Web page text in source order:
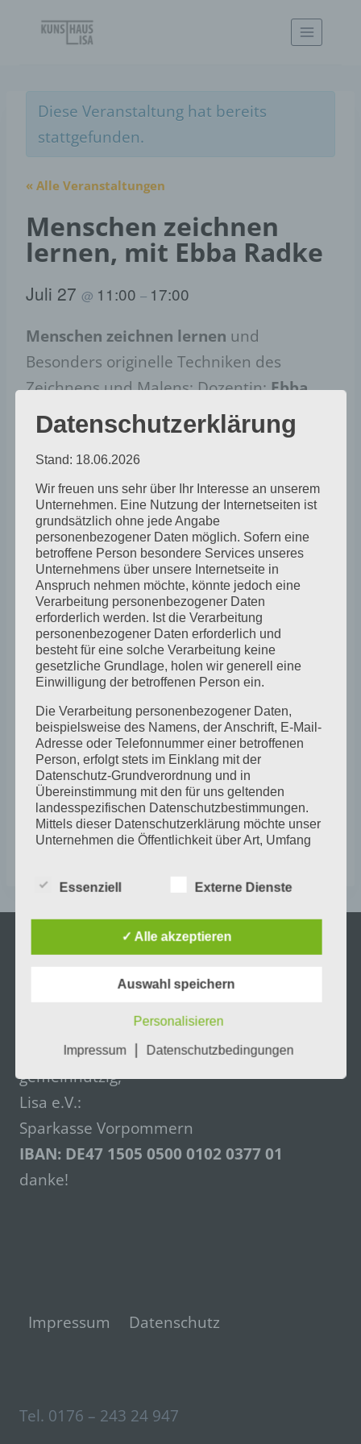
Diese Veranstaltung hat bereits
stattgefunden.
« Alle Veranstaltungen
Menschen zeichnen
lernen, mit Ebba Radke
Juli 27 @ 11:00 – 17:00
Menschen zeichnen lernen und
Besonders originelle Techniken des
Zeichnens und Malens: Dozentin:Ebba
Radke : Bleistift, Kohle, Feder, Radieren.
Anmeldung bei der Dozentin: ebas-
94@hotmail.com oder im Kunsthaus Lisa:
kunsthausLisaqgmail.com, Nachfragen
unter: 0176-24324947
Zum Kalender hinzufügen
Navigation
«Bildhauen mit
Ytong und
Speckstein mit Anja
Röhl
Abschlussausstellung
Sommerakademie /
Sommerferienkurse
Spenden
Wir sind auf Spenden angewiesen, wir sind
gemeinnützig,
Lisa e.V.:
Sparkasse Vorpommern
IBAN: DE47 1505 0500 0102 0377 01
danke!
Impressum Datenschutz
Tel. 0176 – 243 24 947
Datenschutzerklärung
Stand: 18.06.2026
Wir freuen uns sehr über Ihr Interesse an unserem
Unternehmen. Eine Nutzung der Internetseiten ist
grundsätzlich ohne jede Angabe
personenbezogener Daten möglich. Sofern eine
betroffene Person besondere Services unseres
Unternehmens über unsere Internetseite in
Anspruch nehmen möchte, könnte jedoch eine
Verarbeitung personenbezogener Daten
erforderlich werden. Ist die Verarbeitung
personenbezogener Daten erforderlich und
besteht für eine solche Verarbeitung keine
gesetzliche Grundlage, holen wir generell eine
Einwilligung der betroffenen Person ein.
Die Verarbeitung personenbezogener Daten,
beispielsweise des Namens, der Anschrift, E-Mail-
Adresse oder Telefonnummer einer betroffenen
Person, erfolgt stets im Einklang mit der
Datenschutz-Grundverordnung und in
Übereinstimmung mit den für uns geltenden
landesspezifischen Datenschutzbestimmungen.
Mittels dieser Datenschutzerklärung möchte unser
Unternehmen die Öffentlichkeit über Art, Umfang
informieren. Ferner werden betroffene Personen
zustehenden Rechte aufgeklärt.
Maßnahmen umgesetzt, um einen möglichst
verarbeiteten personenbezogenen Daten
sicherzustellen. Dennoch können Internetbasierte
Datenübertragungen grundsätzlich
Sicherheitslücken aufweisen, sodass ein absoluter
Schutz nicht gewährleistet werden kann. Aus
diesem Grund steht es jeder betroffenen Person
frei, personenbezogene Daten auch auf
alternativen Wegen, beispielsweise telefonisch, an
Begriffsbestimmungen
lesbar und verständlich sein. Um dies zu
gewährleisten, möchten wir vorab die verwendeten
a) personenbezogene Daten
Essenziell Externe Dienste
✓ Alle akzeptieren
Auswahl speichern
Personalisieren
Impressum | Datenschutzbedingungen